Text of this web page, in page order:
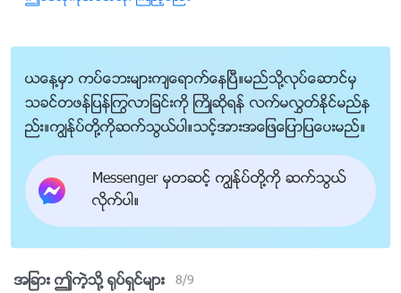
ယေန႔မွာ ကပ္ေဘးမ်ားက်ေရာက္ေနၿပီ။မည္သို႔လုပ္ေဆာင္မွ
သခင္တဖန္ျပန္ႂကြလာျခင္းကို ႀကိဳဆိုရန္ လက္မလႊတ္ႏိုင္မည္န
ည္း။ကြၽန္ုပ္တို႔ကိုဆက္သြယ္ပါ။သင့္အားအေျဖေျပာျပေပးမည္။
Messenger မွတဆင့္ ကြၽန္ုပ္တို႔ကို ဆက္သြယ္
လိုက္ပါ။
အျခား ဤကဲ့သို႔ ႐ုပ္ရွင္မ်ား 8/9